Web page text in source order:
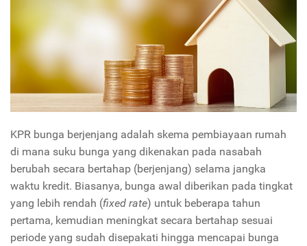
KPR bunga berjenjang adalah skema pembiayaan rumah
di mana suku bunga yang dikenakan pada nasabah
berubah secara bertahap (berjenjang) selama jangka
waktu kredit. Biasanya, bunga awal diberikan pada tingkat
yang lebih rendah (fixed rate) untuk beberapa tahun
pertama, kemudian meningkat secara bertahap sesuai
periode yang sudah disepakati hingga mencapai bunga